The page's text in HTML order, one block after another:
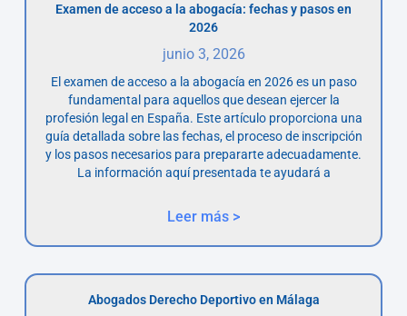
Examen de acceso a la abogacía: fechas y pasos en
2026
junio 3, 2026
El examen de acceso a la abogacía en 2026 es un paso
fundamental para aquellos que desean ejercer la
profesión legal en España. Este artículo proporciona una
guía detallada sobre las fechas, el proceso de inscripción
y los pasos necesarios para prepararte adecuadamente.
La información aquí presentada te ayudará a
Leer más >
Abogados Derecho Deportivo en Málaga